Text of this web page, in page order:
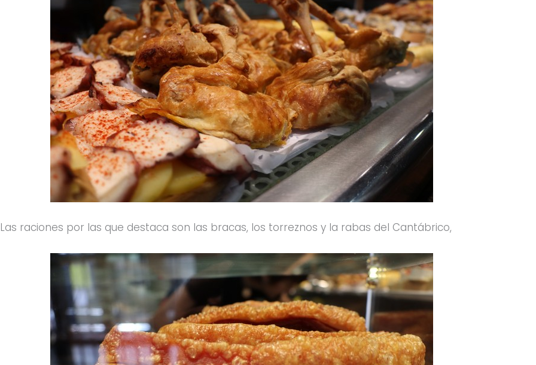
Las raciones por las que destaca son las bracas, los torreznos y la rabas del Cantábrico,